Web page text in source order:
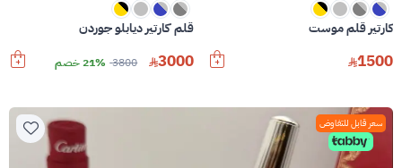
كارتير قلم موست
1500
قلم كارتير ديابلو جوردن
3000
3800 21% خصم
سعر قابل للتفاوض